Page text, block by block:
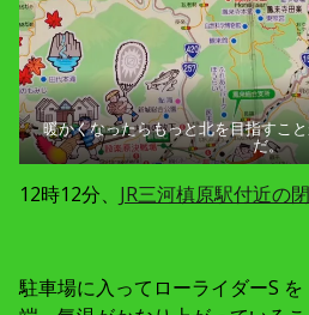
暖かくなったらもっと北を目指すこ
だ。
12時12分、 JR三河槙原駅付近の
駐車場に入ってローライダーS